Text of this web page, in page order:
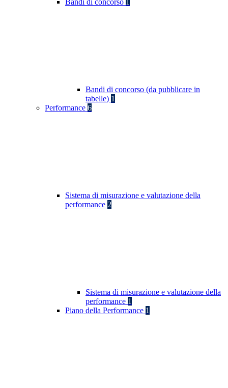
Bandi di concorso 1
Bandi di concorso (da pubblicare in
tabelle) 1
Performance 6
Sistema di misurazione e valutazione della
performance 2
Sistema di misurazione e valutazione della
performance 1
Piano della Performance 1